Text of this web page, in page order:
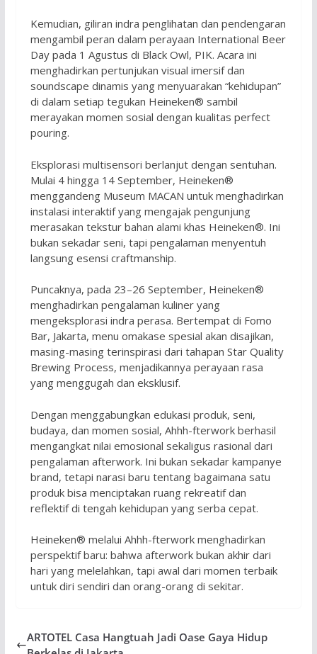
Kemudian, giliran indra penglihatan dan pendengaran
mengambil peran dalam perayaan International Beer
Day pada 1 Agustus di Black Owl, PIK. Acara ini
menghadirkan pertunjukan visual imersif dan
soundscape dinamis yang menyuarakan “kehidupan”
di dalam setiap tegukan Heineken® sambil
merayakan momen sosial dengan kualitas perfect
pouring.
Eksplorasi multisensori berlanjut dengan sentuhan.
Mulai 4 hingga 14 September, Heineken®
menggandeng Museum MACAN untuk menghadirkan
instalasi interaktif yang mengajak pengunjung
merasakan tekstur bahan alami khas Heineken®. Ini
bukan sekadar seni, tapi pengalaman menyentuh
langsung esensi craftmanship.
Puncaknya, pada 23–26 September, Heineken®
menghadirkan pengalaman kuliner yang
mengeksplorasi indra perasa. Bertempat di Fomo
Bar, Jakarta, menu omakase spesial akan disajikan,
masing-masing terinspirasi dari tahapan Star Quality
Brewing Process, menjadikannya perayaan rasa
yang menggugah dan eksklusif.
Dengan menggabungkan edukasi produk, seni,
budaya, dan momen sosial, Ahhh-fterwork berhasil
mengangkat nilai emosional sekaligus rasional dari
pengalaman afterwork. Ini bukan sekadar kampanye
brand, tetapi narasi baru tentang bagaimana satu
produk bisa menciptakan ruang rekreatif dan
reflektif di tengah kehidupan yang serba cepat.
Heineken® melalui Ahhh-fterwork menghadirkan
perspektif baru: bahwa afterwork bukan akhir dari
hari yang melelahkan, tapi awal dari momen terbaik
untuk diri sendiri dan orang-orang di sekitar.
ARTOTEL Casa Hangtuah Jadi Oase Gaya Hidup